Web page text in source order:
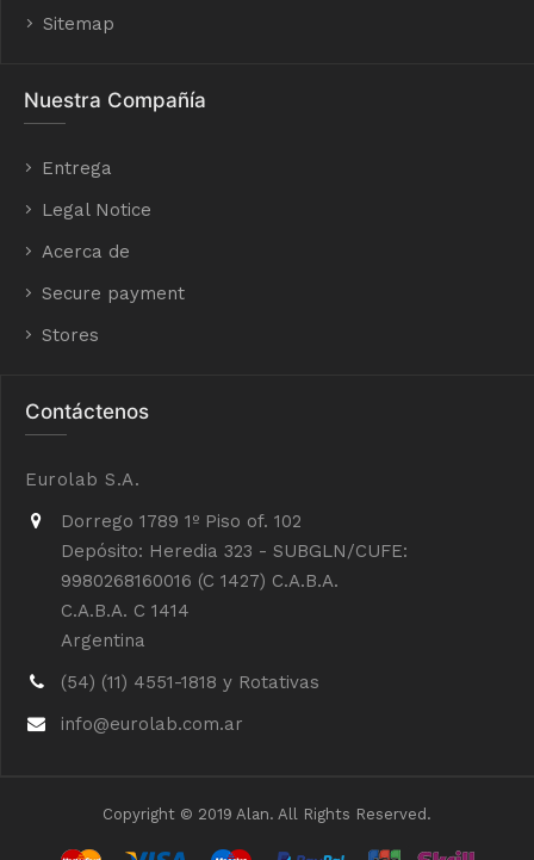
Sitemap
Nuestra Compañía
Entrega
Legal Notice
Acerca de
Secure payment
Stores
Contáctenos
Eurolab S.A.
Dorrego 1789 1º Piso of. 102
Depósito: Heredia 323 - SUBGLN/CUFE:
9980268160016 (C 1427) C.A.B.A.
C.A.B.A. C 1414
Argentina
(54) (11) 4551-1818 y Rotativas
info@eurolab.com.ar
Copyright © 2019 Alan. All Rights Reserved.